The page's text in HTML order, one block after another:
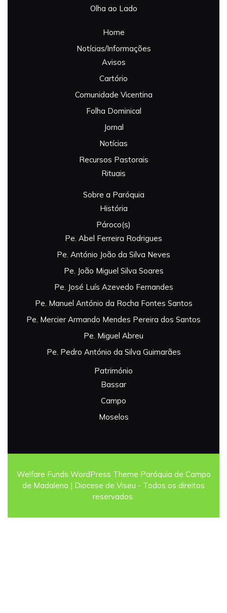
Olha ao Lado
Home
Notícias/Informações
Avisos
Cartório
Comunidade Vicentina
Folha Dominical
Jornal
Notícias
Recursos Pastorais
Rituais
Sobre a Paróquia
História
Pároco(s)
Pe. Abel Ferreira Rodrigues
Pe. António João da Silva Neves
Pe. João Miguel Silva Soares
Pe. José Luís Azevedo Fernandes
Pe. Manuel António da Rocha Fontes Santos
Pe. Mercier Armando Mendes Pereira dos Santos
Pe. Miguel Abreu
Pe. Pedro António da Silva Guimarães
Património
Bassar
Campo
Moselos
Welfare Funds WordPress Theme Paróquia de Campo
de Madalena | Diocese de Viseu - Todos os direitos
reservados.